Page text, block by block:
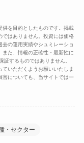
を目的としたものです。掲載
ではありません。投資には価格
の運用実績やシュミレーショ
また、情報の正確性・最新性に
するものではありません。
いただくようお願いいたしま
害についても、当サイトでは一
・セクター